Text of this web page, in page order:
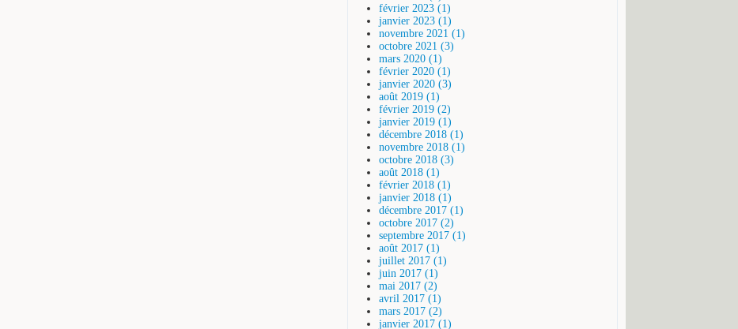
février 2023 (1)
janvier 2023 (1)
novembre 2021 (1)
octobre 2021 (3)
mars 2020 (1)
février 2020 (1)
janvier 2020 (3)
août 2019 (1)
février 2019 (2)
janvier 2019 (1)
décembre 2018 (1)
novembre 2018 (1)
octobre 2018 (3)
août 2018 (1)
février 2018 (1)
janvier 2018 (1)
décembre 2017 (1)
octobre 2017 (2)
septembre 2017 (1)
août 2017 (1)
juillet 2017 (1)
juin 2017 (1)
mai 2017 (2)
avril 2017 (1)
mars 2017 (2)
janvier 2017 (1)